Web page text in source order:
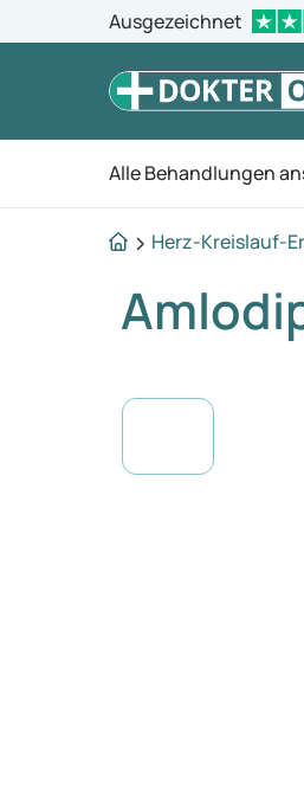
Ausgezeichnet
Alle Behandlungen
Herz-Kreislauf-